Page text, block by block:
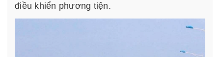
điều khiển phương tiện.